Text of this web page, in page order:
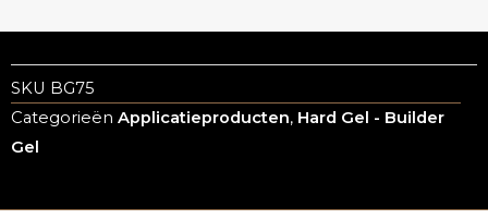
SKU BG75
Categorieën Applicatieproducten, Hard Gel - Builder
Gel